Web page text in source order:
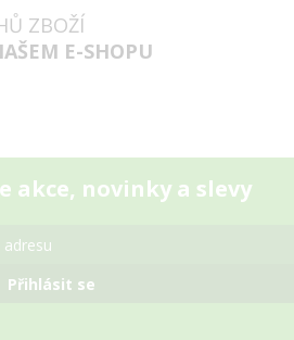
ZBOŽÍ
E-SHOPU
akce, novinky a slevy
Přihlásit se